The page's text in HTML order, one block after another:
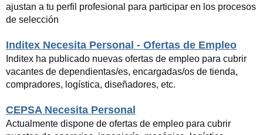
ajustan a tu perfil profesional para participar en los procesos
de selección
Inditex Necesita Personal - Ofertas de Empleo
Inditex ha publicado nuevas ofertas de empleo para cubrir
vacantes de dependientas/es, encargadas/os de tienda,
compradores, logística, diseñadores, etc.
CEPSA Necesita Personal
Actualmente dispone de ofertas de empleo para cubrir